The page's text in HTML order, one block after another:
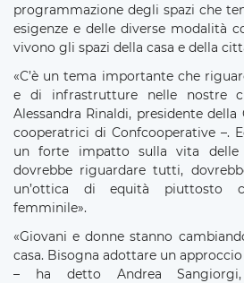
programmazione degli spazi che
esigenze e delle diverse modalità
vivono gli spazi della casa e della
«C’è un tema importante che
e di infrastrutture nelle nostre
Alessandra Rinaldi, presidente
cooperatrici di Confcooperative –.
un forte impatto sulla vita delle
dovrebbe riguardare tutti,
un’ottica di equità piuttosto
femminile».
«Giovani e donne stanno
casa. Bisogna adottare un
– ha detto Andrea Sangiorgi,